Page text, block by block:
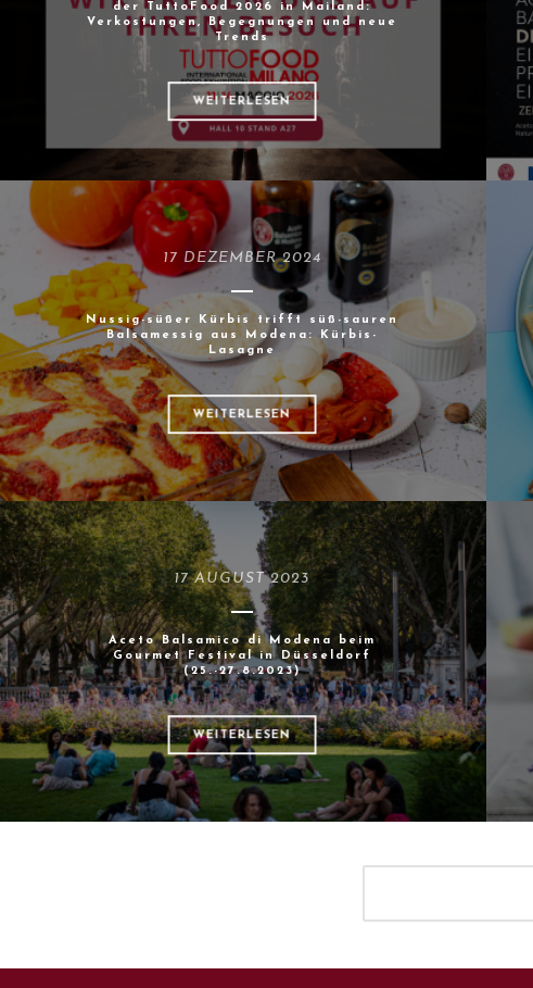
der TuttoFood 2026 in Mailand:
Verkostungen, Begegnungen und neue
Trends
WEITERLESEN
17 DEZEMBER 2024
Nussig-süßer Kürbis trifft süß-sauren
Balsamessig aus Modena: Kürbis-
Lasagne
WEITERLESEN
17 AUGUST 2023
Aceto Balsamico di Modena beim
Gourmet Festival in Düsseldorf
(25.-27.8.2023)
WEITERLESEN